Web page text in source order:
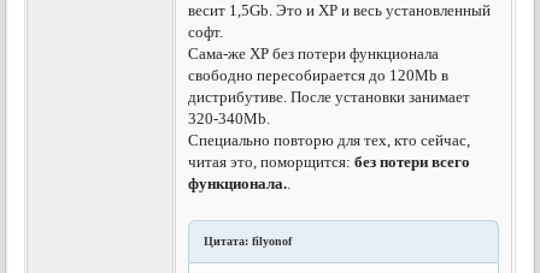
весит 1,5Gb. Это и ХР и весь установленный
софт.
Сама-же ХР без потери функционала
свободно пересобирается до 120Mb в
дистрибутиве. После установки занимает
320-340Mb.
Специально повторю для тех, кто сейчас,
читая это, поморщится:без потери всего
функционала..
Цитата: filyonof